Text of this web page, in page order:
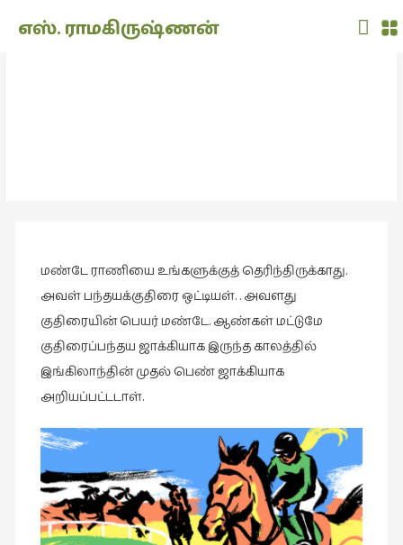
அனுபவம்
அன்றாடம்
ஆளுமை
இசை
இணையதளம்
இந்திய
எஸ். ராமகிருஷ்ணன்
Main
மண்டே ராணியை உங்களுக்குத் தெரிந்திருக்காது.
அவள் பந்தயக்குதிரை ஒட்டியள். . அவளது
குதிரையின் பெயர் மண்டே. ஆண்கள் மட்டுமே
குதிரைப்பந்தய ஜாக்கியாக இருந்த காலத்தில்
இங்கிலாந்தின் முதல் பெண் ஜாக்கியாக
அறியப்பட்டடாள்.